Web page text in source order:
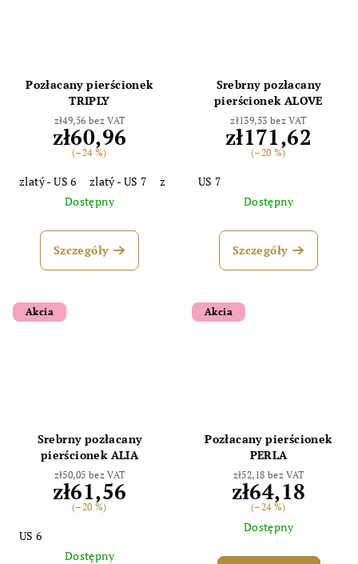
Pozłacany pierścionek
TRIPLY
zł49,56 bez VAT
zł60,96
(–24 %)
zlatý - US 6 zlatý - US 7 zlatý - US 8
Dostępny
Szczegóły
Srebrny pozłacany
pierścionek ALOVE
zł139,53 bez VAT
zł171,62
(–20 %)
US 7
Dostępny
Szczegóły
Akcia
Srebrny pozłacany
pierścionek ALIA
zł50,05 bez VAT
zł61,56
(–20 %)
US 6
Dostępny
Akcia
Pozłacany pierścionek
PERLA
zł52,18 bez VAT
zł64,18
(–24 %)
Dostępny
Powered by chaterimo